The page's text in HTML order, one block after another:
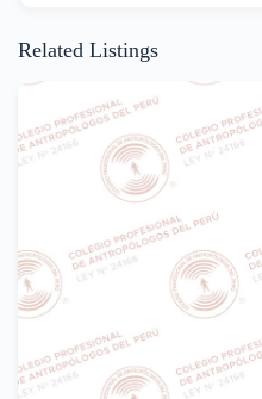
Related Listings